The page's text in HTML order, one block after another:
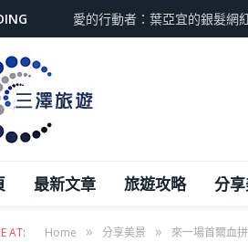
愛的行動者：葉亞宜的銀髮網
最新文章 旅遊攻略 分
AT: Home » 分享美景 » 來一場首爾血